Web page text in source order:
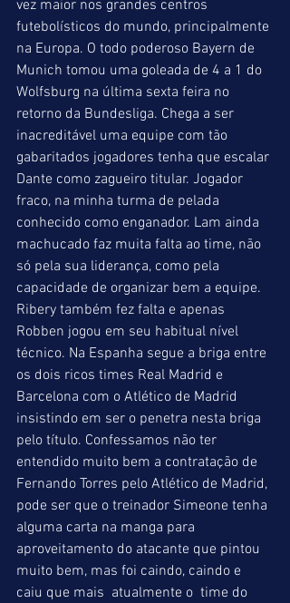
vez maior nos grandes centros
futebolísticos do mundo, principalmente
na Europa. O todo poderoso Bayern de
Munich tomou uma goleada de 4 a 1 do
Wolfsburg na última sexta feira no
retorno da Bundesliga. Chega a ser
inacreditável uma equipe com tão
gabaritados jogadores tenha que escalar
Dante como zagueiro titular. Jogador
fraco, na minha turma de pelada
conhecido como enganador. Lam ainda
machucado faz muita falta ao time, não
só pela sua liderança, como pela
capacidade de organizar bem a equipe.
Ribery também fez falta e apenas
Robben jogou em seu habitual nível
técnico. Na Espanha segue a briga entre
os dois ricos times Real Madrid e
Barcelona com o Atlético de Madrid
insistindo em ser o penetra nesta briga
pelo título. Confessamos não ter
entendido muito bem a contratação de
Fernando Torres pelo Atlético de Madrid,
pode ser que o treinador Simeone tenha
alguma carta na manga para
aproveitamento do atacante que pintou
muito bem, mas foi caindo, caindo e
caiu que mais  atualmente o  time do